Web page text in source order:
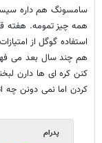
سامسونگ هم داره
استفاده گوگل از
هم چند سال بعد می
کنن کره ای ها دارن
کردن اما نمی دونن چه
پدرام